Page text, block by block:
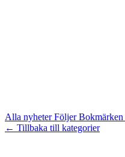
Alla nyheterFöljerBokmärken
← Tillbaka till kategorier